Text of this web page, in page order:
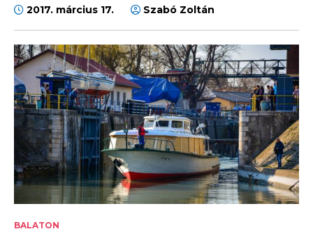
2017. március 17. Szabó Zoltán
BALATON